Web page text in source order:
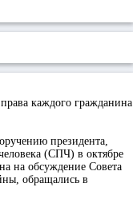
каждого гражданина
президента,
(СПЧ) в октябре
на обсуждение Совета
обращались в